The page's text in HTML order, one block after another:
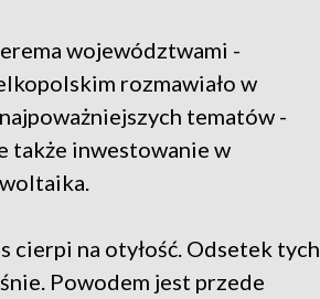
województwami -
rozmawiało w
tematów -
także inwestowanie w
cierpi na otyłość. Odsetek tych,
Powodem jest przede